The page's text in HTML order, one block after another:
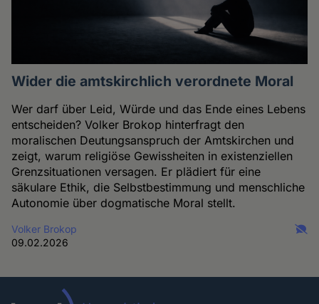
Wider die amtskirchlich verordnete Moral
Wer darf über Leid, Würde und das Ende eines Lebens
entscheiden? Volker Brokop hinterfragt den
moralischen Deutungsanspruch der Amtskirchen und
zeigt, warum religiöse Gewissheiten in existenziellen
Grenzsituationen versagen. Er plädiert für eine
säkulare Ethik, die Selbstbestimmung und menschliche
Autonomie über dogmatische Moral stellt.
Volker Brokop
09.02.2026